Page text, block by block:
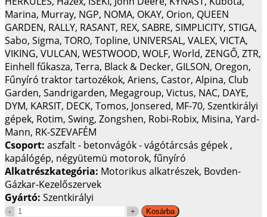
Marina, Murray, NGP, NOMA, OKAY, Orion, QUEEN
GARDEN, RALLY, RASANT, REX, SABRE, SIMPLICITY, STIGA,
Sabo, Sigma, TORO, Topline, UNIVERSAL, VALEX, VICTA,
VIKING, VULCAN, WESTWOOD, WOLF, World, ZENGŐ, ZTR,
Einhell fűkasza, Terra, Black & Decker, GILSON, Oregon,
Fűnyíró traktor tartozékok, Ariens, Castor, Alpina, Club
Garden, Sandrigarden, Megagroup, Victus, NAC, DAYE,
DYM, KARSIT, DECK, Tomos, Jonsered, MF-70, Szentkirályi
gépek, Rotim, Swing, Zongshen, Robi-Robix, Misina, Yard-
Mann, RK-SZEVAFÉM
Csoport: aszfalt - betonvágók - vágótárcsás gépek ,
kapálógép, négyütemü motorok, fűnyíró
Alkatrészkategória: Motorikus alkatrészek, Bovden-
Gázkar-Kezelőszervek
Gyártó: Szentkirályi